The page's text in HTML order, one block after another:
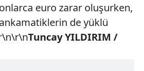
euro zarar oluşurken,
de yüklü
Tuncay YILDIRIM /